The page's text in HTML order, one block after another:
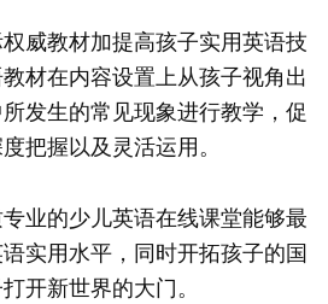
教材加提高孩子实用英语技
材在内容设置上从孩子视角出
发生的常见现象进行教学，促
把握以及灵活运用。
的少儿英语在线课堂能够最
实用水平，同时开拓孩子的国
开新世界的大门。